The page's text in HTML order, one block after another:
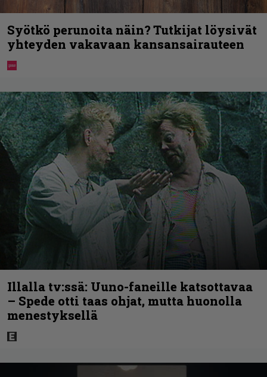
Syötkö perunoita näin? Tutkijat löysivät
yhteyden vakavaan kansansairauteen
Illalla tv:ssä: Uuno-faneille katsottavaa
– Spede otti taas ohjat, mutta huonolla
menestyksellä